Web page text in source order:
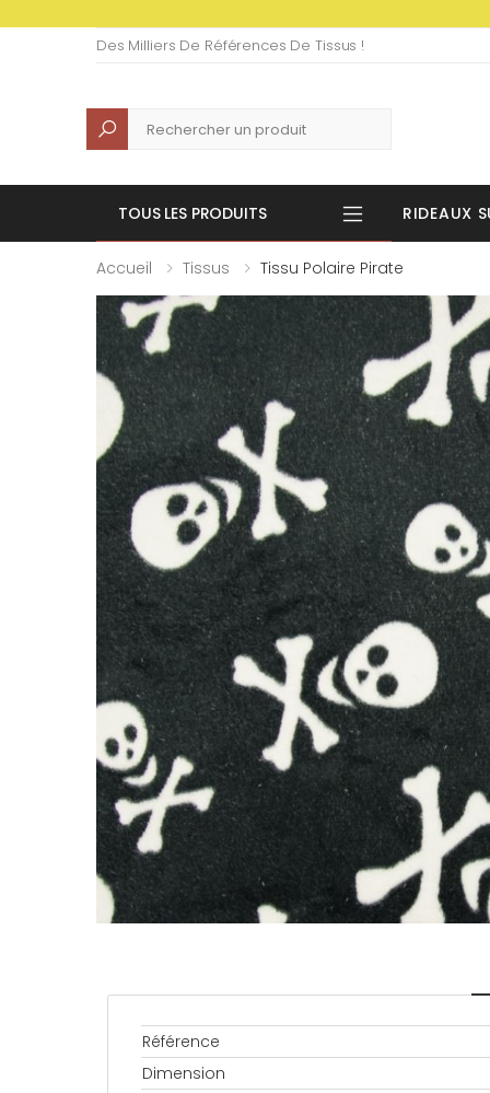
Des Milliers De Références De Tissus !
Recherche
TOUS LES PRODUITS RIDEAUX
Accueil Tissus Tissu Polaire Pirate
Référence
Dimension